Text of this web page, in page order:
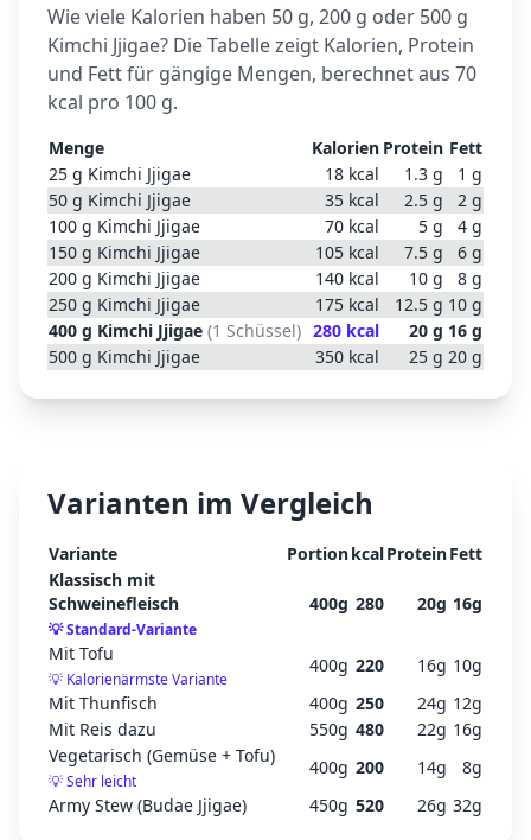
Wie viele Kalorien haben 50 g, 200 g oder 500 g
Kimchi Jjigae? Die Tabelle zeigt Kalorien, Protein
und Fett für gängige Mengen, berechnet aus 70
kcal pro 100 g.
Menge Kalorien Protein Fett
25 g Kimchi Jjigae 18 kcal 1.3 g 1 g
50 g Kimchi Jjigae 35 kcal 2.5 g 2 g
100 g Kimchi Jjigae 70 kcal 5 g 4 g
150 g Kimchi Jjigae 105 kcal 7.5 g 6 g
200 g Kimchi Jjigae 140 kcal 10 g 8 g
250 g Kimchi Jjigae 175 kcal 12.5 g 10 g
400 g Kimchi Jjigae (1 Schüssel) 280 kcal 20 g 16 g
500 g Kimchi Jjigae 350 kcal 25 g 20 g
Varianten im Vergleich
Variante PortionkcalProteinFett
Klassisch mit
Schweinefleisch
💡Standard-Variante
400g 280 20g 16g
Mit Tofu
💡 Kalorienärmste Variante
400g 220 16g 10g
Mit Thunfisch
400g 250 24g 12g
Mit Reis dazu
550g 480 22g 16g
Vegetarisch (Gemüse + Tofu)
💡Sehr leicht
400g 200 14g 8g
Army Stew (Budae Jjigae)
450g 520 26g 32g